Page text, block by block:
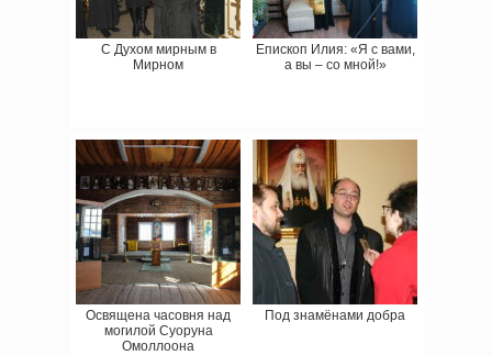
С Духом мирным в
Мирном
Епископ Илия: «Я с вами,
а вы – со мной!»
Освящена часовня над
могилой Суоруна
Омоллоона
Под знамёнами добра